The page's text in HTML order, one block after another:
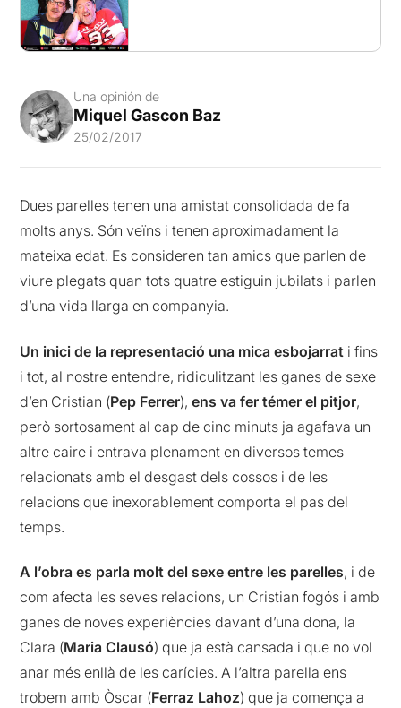
Una opinión de
Miquel Gascon Baz
25/02/2017
Dues parelles tenen una amistat consolidada de fa
molts anys. Són veïns i tenen aproximadament la
mateixa edat. Es consideren tan amics que parlen de
viure plegats quan tots quatre estiguin jubilats i parlen
d’una vida llarga en companyia.
Un inici de la representació una mica esbojarrat i fins
i tot, al nostre entendre, ridiculitzant les ganes de sexe
d’en Cristian (Pep Ferrer),ens va fer témer el pitjor,
però sortosament al cap de cinc minuts ja agafava un
altre caire i entrava plenament en diversos temes
relacionats amb el desgast dels cossos i de les
relacions que inexorablement comporta el pas del
temps.
A l’obra es parla molt del sexe entre les parelles, i de
com afecta les seves relacions, un Cristian fogós i amb
ganes de noves experiències davant d’una dona, la
Clara (Maria Clausó) que ja està cansada i que no vol
anar més enllà de les carícies. A l’altra parella ens
trobem amb Òscar (Ferraz Lahoz) que ja comença a